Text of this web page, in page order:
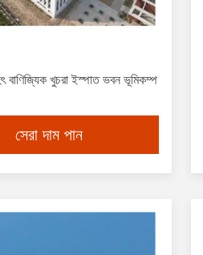
বাণিজ্যিক খুচরা ইস্পাত ভবন ভূমিকম্প
সেরা দাম পান